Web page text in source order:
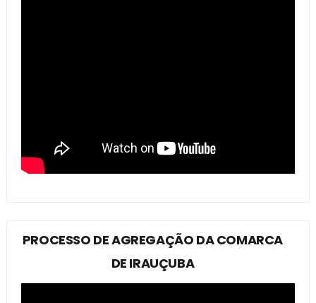
PROCESSO DE AGREGAÇÃO DA COMARCA
DE IRAUÇUBA